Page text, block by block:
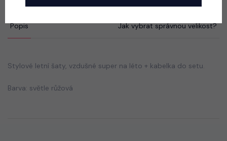
Popis Jak vybrat správnou velikost?
Stylové letní šaty, vzdušné super na léto + kabelka do setu.
Barva: světle růžová